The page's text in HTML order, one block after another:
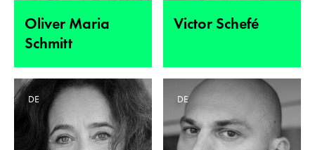
Oliver Maria
Schmitt
Victor Schefé
DE DE